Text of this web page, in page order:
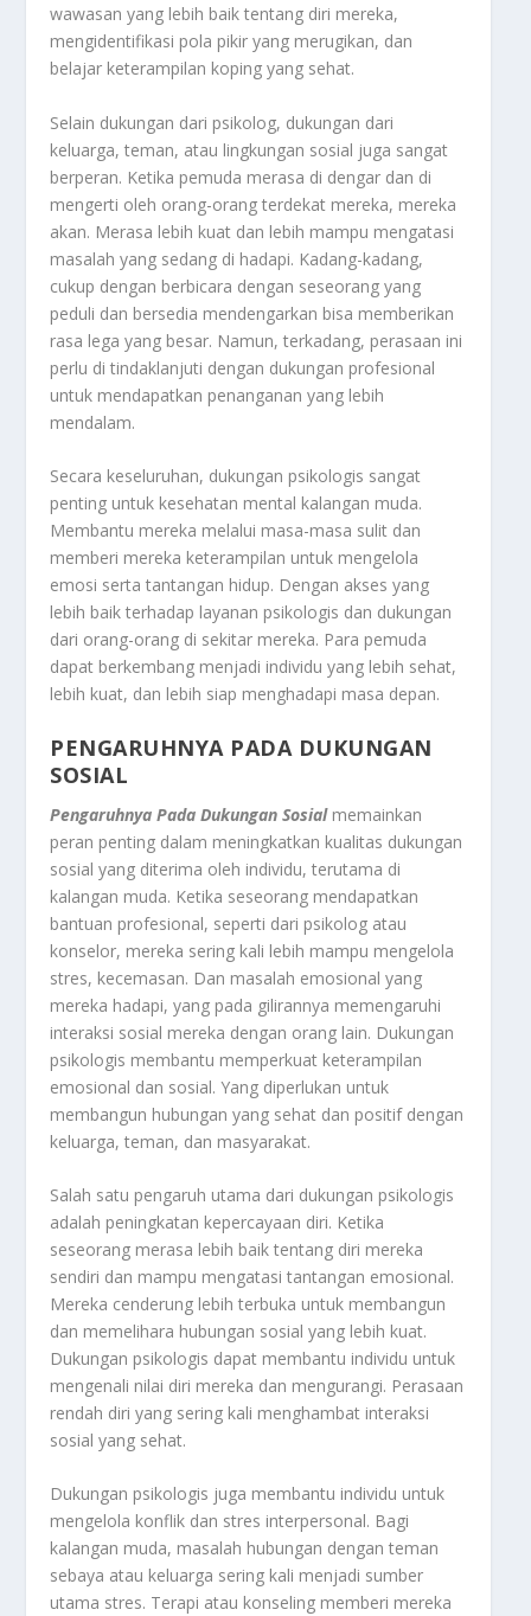
wawasan yang lebih baik tentang diri mereka,
mengidentifikasi pola pikir yang merugikan, dan
belajar keterampilan koping yang sehat.
Selain dukungan dari psikolog, dukungan dari
keluarga, teman, atau lingkungan sosial juga sangat
berperan. Ketika pemuda merasa di dengar dan di
mengerti oleh orang-orang terdekat mereka, mereka
akan. Merasa lebih kuat dan lebih mampu mengatasi
masalah yang sedang di hadapi. Kadang-kadang,
cukup dengan berbicara dengan seseorang yang
peduli dan bersedia mendengarkan bisa memberikan
rasa lega yang besar. Namun, terkadang, perasaan ini
perlu di tindaklanjuti dengan dukungan profesional
untuk mendapatkan penanganan yang lebih
mendalam.
Secara keseluruhan, dukungan psikologis sangat
penting untuk kesehatan mental kalangan muda.
Membantu mereka melalui masa-masa sulit dan
memberi mereka keterampilan untuk mengelola
emosi serta tantangan hidup. Dengan akses yang
lebih baik terhadap layanan psikologis dan dukungan
dari orang-orang di sekitar mereka. Para pemuda
dapat berkembang menjadi individu yang lebih sehat,
lebih kuat, dan lebih siap menghadapi masa depan.
PENGARUHNYA PADA DUKUNGAN
SOSIAL
Pengaruhnya Pada Dukungan Sosialmemainkan
peran penting dalam meningkatkan kualitas dukungan
sosial yang diterima oleh individu, terutama di
kalangan muda. Ketika seseorang mendapatkan
bantuan profesional, seperti dari psikolog atau
konselor, mereka sering kali lebih mampu mengelola
stres, kecemasan. Dan masalah emosional yang
mereka hadapi, yang pada gilirannya memengaruhi
interaksi sosial mereka dengan orang lain. Dukungan
psikologis membantu memperkuat keterampilan
emosional dan sosial. Yang diperlukan untuk
membangun hubungan yang sehat dan positif dengan
keluarga, teman, dan masyarakat.
Salah satu pengaruh utama dari dukungan psikologis
adalah peningkatan kepercayaan diri. Ketika
seseorang merasa lebih baik tentang diri mereka
sendiri dan mampu mengatasi tantangan emosional.
Mereka cenderung lebih terbuka untuk membangun
dan memelihara hubungan sosial yang lebih kuat.
Dukungan psikologis dapat membantu individu untuk
mengenali nilai diri mereka dan mengurangi. Perasaan
rendah diri yang sering kali menghambat interaksi
sosial yang sehat.
Dukungan psikologis juga membantu individu untuk
mengelola konflik dan stres interpersonal. Bagi
kalangan muda, masalah hubungan dengan teman
sebaya atau keluarga sering kali menjadi sumber
utama stres. Terapi atau konseling memberi mereka